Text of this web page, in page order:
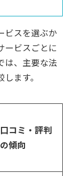
ビスを選ぶか
ービスごとに
は、主要な法
ます。
口コミ・評判
の傾向